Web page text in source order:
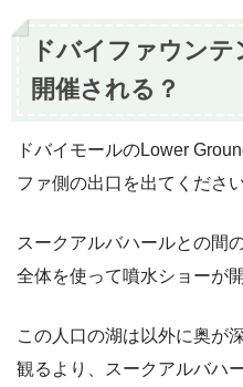
ドバイファウン
開催される？
ドバイモールのLower
ファ側の出口を出てください
スークアルバハールとの間
全体を使って噴水ショーが
この人口の湖は以外に奥が
観るより、スークアルバハ